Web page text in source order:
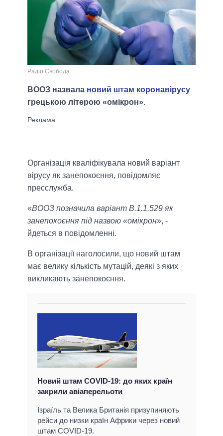
Радіо Свобода
ВООЗ назвала новий штам коронавірусу
грецькою літерою «омікрон».
Організація кваліфікувала новий варіант
вірусу як занепокоєння, повідомляє
пресслужба.
«ВООЗ позначила варіант B.1.1.529 як
занепокоєння під назвою «омікрон», -
йдеться в повідомленні.
В організації наголосили, що новий штам
має велику кількість мутацій, деякі з яких
викликають занепокоєння.
Новий штам COVID-19: до яких країн
закрили авіаперельоти
Ізраїль та Велика Британія призупиняють
рейси до низки країн Африки через новий
штам COVID-19.